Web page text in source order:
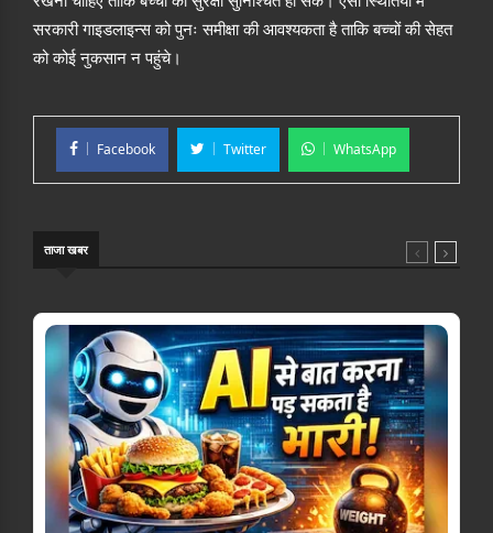
सरकारी गाइडलाइन्स को पुनः समीक्षा की आवश्यकता है ताकि बच्चों की सेहत
को कोई नुकसान न पहुंचे।
Facebook Twitter WhatsApp
ताजा खबर